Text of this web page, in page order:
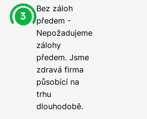
Bez záloh
předem -
Nepožadujeme
zálohy
předem. Jsme
zdravá firma
působící na
trhu
dlouhodobě.